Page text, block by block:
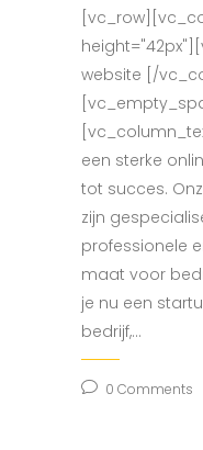
website [/
een sterke
tot succes.
zijn
professionele
maat voor
je nu een
bedrijf,...
0 Comments